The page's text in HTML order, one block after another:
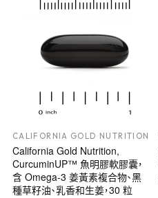
CALIFORNIA GOLD NUTRITION
California Gold Nutrition,
CurcuminUP™ 魚明膠軟膠囊，
含 Omega-3 姜黃素複合物、黑
種草籽油、乳香和生姜，30 粒